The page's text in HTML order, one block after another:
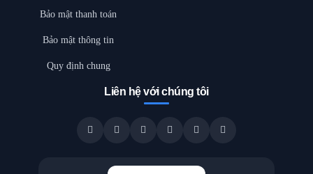
Bảo mật thanh toán
Bảo mật thông tin
Quy định chung
Liên hệ với chúng tôi